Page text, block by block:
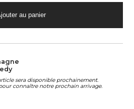
sera disponible prochainement.
connaître notre prochain arrivage.